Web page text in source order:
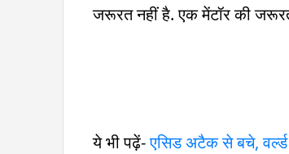
जरूरत नहीं है. एक मेंटॉर की जरूरत
ये भी पढ़ें-एसिड अटैक से बचे, वर्ल्ड